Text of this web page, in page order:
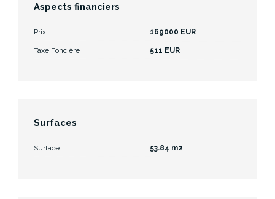
Aspects financiers
Prix 169000 EUR
Taxe Foncière 511 EUR
Surfaces
Surface 53.84 m2